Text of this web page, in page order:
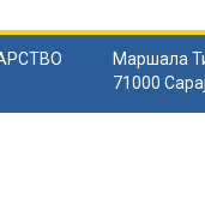
Маршала
71000